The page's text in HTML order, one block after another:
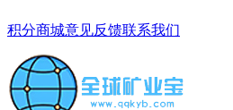
积分商城意见反馈联系我们